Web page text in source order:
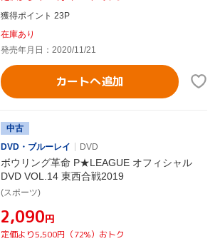
獲得ポイント 23P
在庫あり
発売年月日：2020/11/21
カートへ追加
中古
DVD・ブルーレイ
DVD
ボウリング革命 P★LEAGUE オフィシャル
DVD VOL.14 東西合戦2019
(スポーツ)
¥2,090円
定価より5,500円（72%）おトク